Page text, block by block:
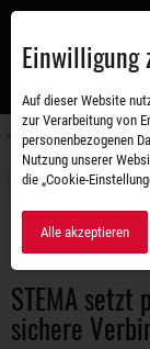
Zum
STEMA setzt pro
STEMA
sichere
Einwilligung
Auf dieser Website
zur Verarbeitung von
personenbezogenen
Nutzung unserer
die „Cookie-
Alle akzeptieren